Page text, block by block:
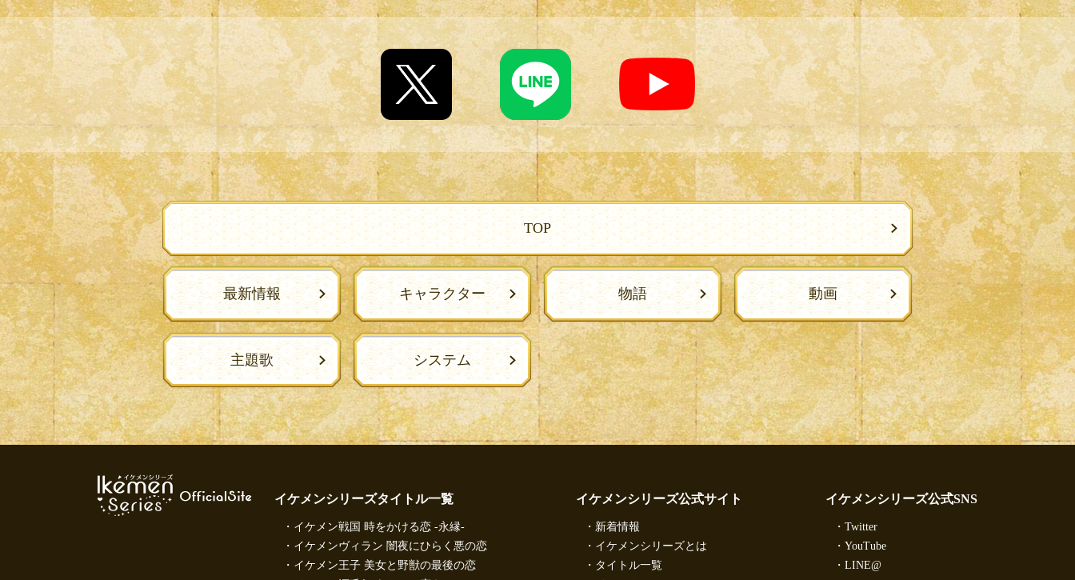
TOP
最新情報 キャラクター 物語 動画
主題歌 システム
イケメンシリーズタイトル一覧
イケメン戦国 時をかける恋 -永縁-
イケメンヴィラン 闇夜にひらく悪の恋
イケメン王子 美女と野獣の最後の恋
イケメンシリーズ公式サイト
新着情報
イケメンシリーズとは
タイトル一覧
イケメンシリーズ公式SNS
Twitter
YouTube
LINE@